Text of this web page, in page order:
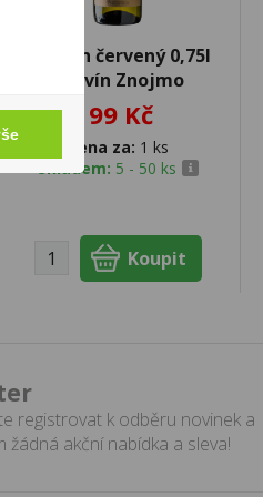
Tramín červený 0,75l
Znovín Znojmo
99 Kč
Cena za: 1 ks
Skladem: 5 - 50 ks
registrovat k odběru novinek a
žádná akční nabídka a sleva!